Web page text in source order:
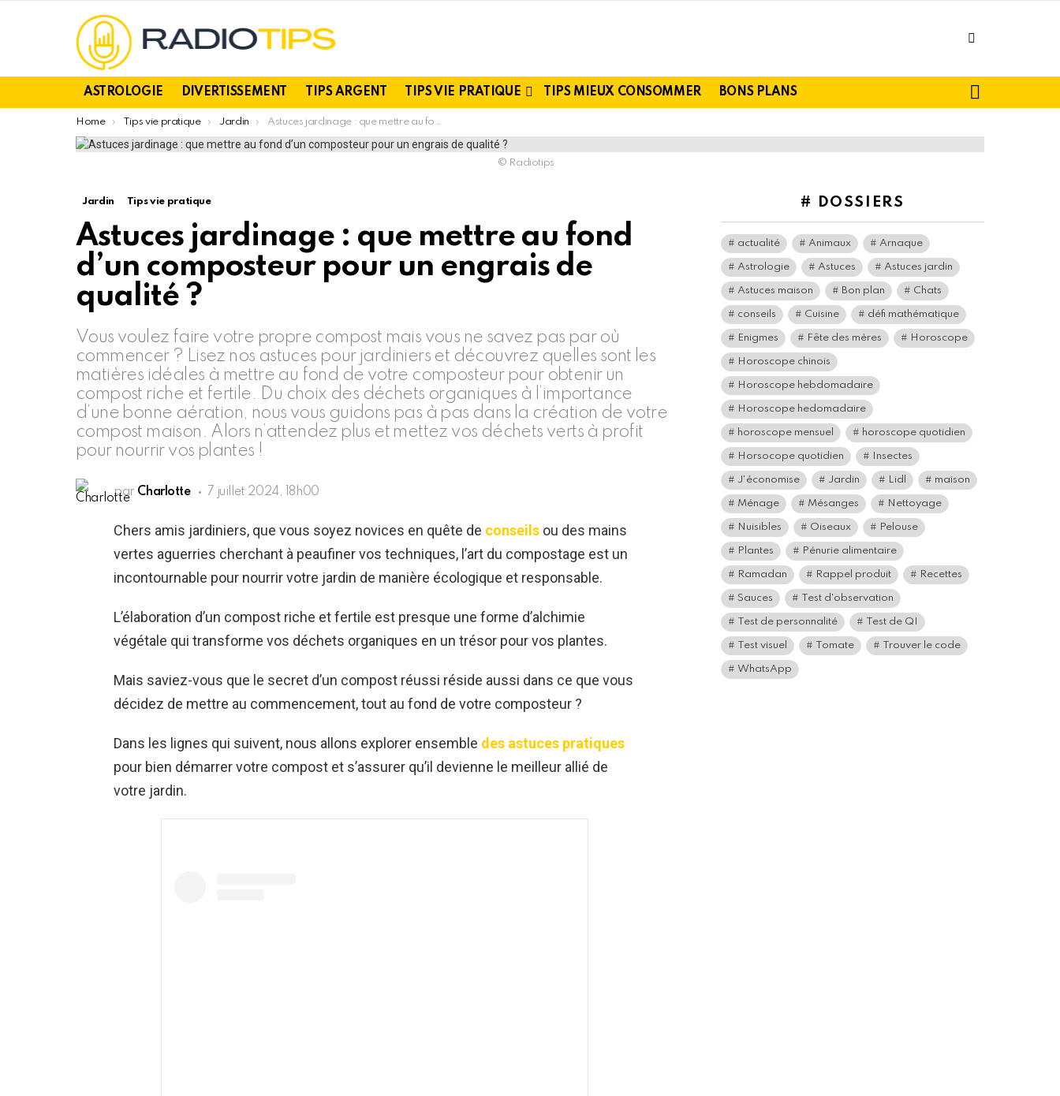
ASTROLOGIE DIVERTISSEMENT TIPS ARGENT TIPS VIE PRATIQUE TIPS MIEUX CONSOMMER BONS PLANS
You are here:
Home Tips vie pratique Jardin Astuces jardinage : que mettre au fond d’un composteur pour un engrais de qualité ?
© Radiotips
Jardin Tips vie pratique
Astuces jardinage : que mettre au fond
d’un composteur pour un engrais de
qualité ?
Vous voulez faire votre propre compost mais vous ne savez pas par où
commencer ? Lisez nos astuces pour jardiniers et découvrez quelles sont les
matières idéales à mettre au fond de votre composteur pour obtenir un
compost riche et fertile. Du choix des déchets organiques à l’importance
d’une bonne aération, nous vous guidons pas à pas dans la création de votre
compost maison. Alors n’attendez plus et mettez vos déchets verts à profit
pour nourrir vos plantes !
par Charlotte 7 juillet 2024, 18h00
Chers amis jardiniers, que vous soyez novices en quête de conseils ou des mains
vertes aguerries cherchant à peaufiner vos techniques, l’art du compostage est un
incontournable pour nourrir votre jardin de manière écologique et responsable.
L’élaboration d’un compost riche et fertile est presque une forme d’alchimie
végétale qui transforme vos déchets organiques en un trésor pour vos plantes.
Mais saviez-vous que le secret d’un compost réussi réside aussi dans ce que vous
décidez de mettre au commencement, tout au fond de votre composteur ?
Dans les lignes qui suivent, nous allons explorer ensemble des astuces pratiques
pour bien démarrer votre compost et s’assurer qu’il devienne le meilleur allié de
votre jardin.
# DOSSIERS
actualité Animaux Arnaque
Astrologie Astuces Astuces jardin
Astuces maison Bon plan Chats
conseils Cuisine défi mathématique
Enigmes Fête des mères Horoscope
Horoscope chinois
Horoscope hebdomadaire
Horoscope hedomadaire
horoscope mensuel horoscope quotidien
Horsocope quotidien Insectes
J'économise Jardin Lidl maison
Ménage Mésanges Nettoyage
Nuisibles Oiseaux Pelouse
Plantes Pénurie alimentaire
Ramadan Rappel produit Recettes
Sauces Test d'observation
Test de personnalité Test de QI
Test visuel Tomate Trouver le code
WhatsApp